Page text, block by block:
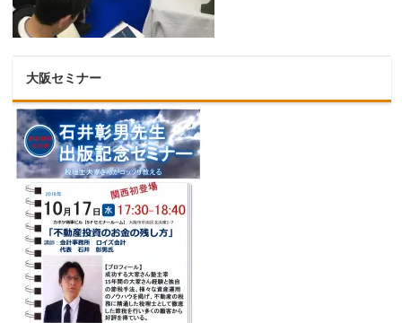
大阪セミナー